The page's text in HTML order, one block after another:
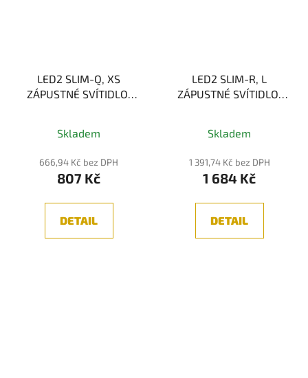
LED2 SLIM-Q, XS
ZÁPUSTNÉ SVÍTIDLO,
Skladem
666,94 Kč bez DPH
807 Kč
DETAIL
LED2 SLIM-R, L
ZÁPUSTNÉ SVÍTIDLO,
Skladem
1 391,74 Kč bez DPH
1 684 Kč
DETAIL